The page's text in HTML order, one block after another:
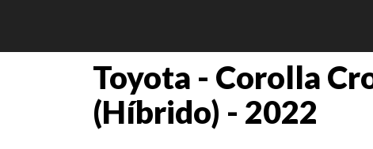
Toyota - Corolla
(Híbrido) - 2022